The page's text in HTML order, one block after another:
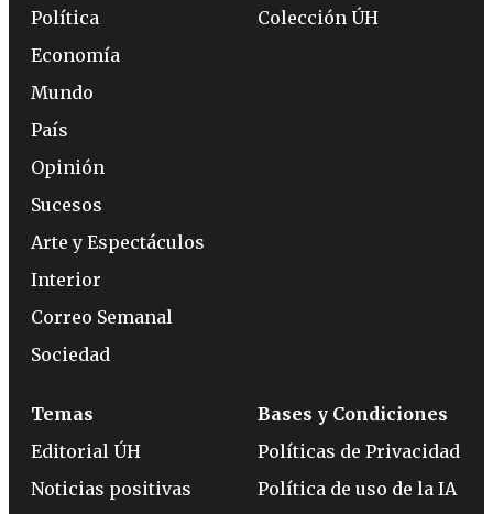
Política
Economía
Mundo
País
Opinión
Sucesos
Arte y Espectáculos
Interior
Correo Semanal
Sociedad
Colección ÚH
Temas
Editorial ÚH
Noticias positivas
Bases y Condiciones
Políticas de Privacidad
Política de uso de la IA